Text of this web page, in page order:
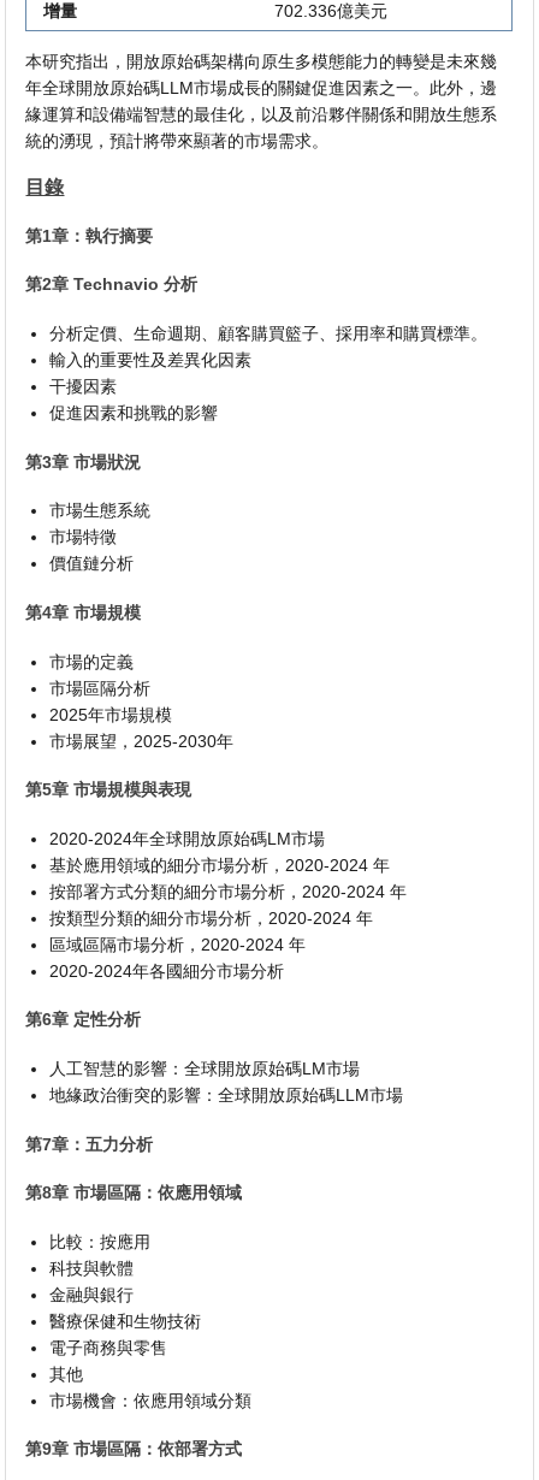
增量
702.336億美元
本研究指出，開放原始碼架構向原生多模態能力的轉變是未來幾
年全球開放原始碼LLM市場成長的關鍵促進因素之一。此外，邊
緣運算和設備端智慧的最佳化，以及前沿夥伴關係和開放生態系
統的湧現，預計將帶來顯著的市場需求。
目錄
第1章：執行摘要
第2章 Technavio 分析
分析定價、生命週期、顧客購買籃子、採用率和購買標準。
輸入的重要性及差異化因素
干擾因素
促進因素和挑戰的影響
第3章 市場狀況
市場生態系統
市場特徵
價值鏈分析
第4章 市場規模
市場的定義
市場區隔分析
2025年市場規模
市場展望，2025-2030年
第5章 市場規模與表現
2020-2024年全球開放原始碼LM市場
基於應用領域的細分市場分析，2020-2024 年
按部署方式分類的細分市場分析，2020-2024 年
按類型分類的細分市場分析，2020-2024 年
區域區隔市場分析，2020-2024 年
2020-2024年各國細分市場分析
第6章 定性分析
人工智慧的影響：全球開放原始碼LM市場
地緣政治衝突的影響：全球開放原始碼LLM市場
第7章：五力分析
第8章 市場區隔：依應用領域
比較：按應用
科技與軟體
金融與銀行
醫療保健和生物技術
電子商務與零售
其他
市場機會：依應用領域分類
第9章 市場區隔：依部署方式